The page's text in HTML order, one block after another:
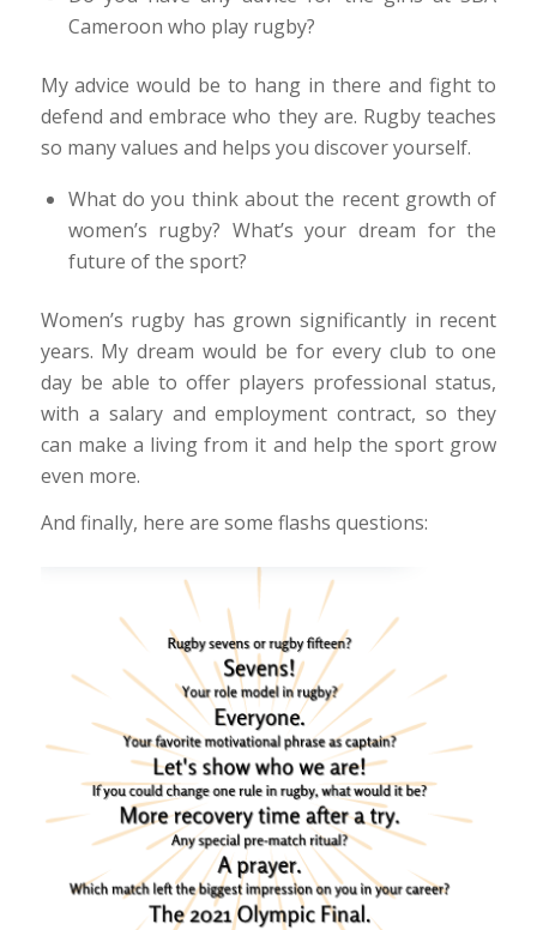
Cameroon who play rugby?
My advice would be to hang in there and fight to
defend and embrace who they are. Rugby teaches
so many values and helps you discover yourself.
What do you think about the recent growth of
women’s rugby? What’s your dream for the
future of the sport?
Women’s rugby has grown significantly in recent
years. My dream would be for every club to one
day be able to offer players professional status,
with a salary and employment contract, so they
can make a living from it and help the sport grow
even more.
And finally, here are some flashs questions: